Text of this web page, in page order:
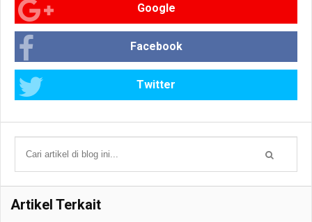
Google
Facebook
Twitter
Artikel Terkait